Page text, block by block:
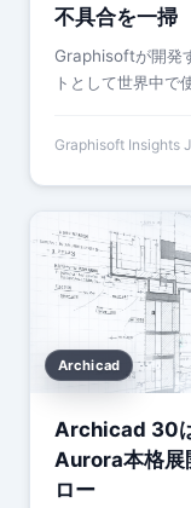
不具合を一掃
Graphisoftが開発
トとして世界中で
において、ドキュ…
Graphisoft Insights
Archicad
Archicad 30
Aurora本格
ロー